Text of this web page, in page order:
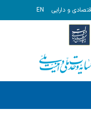
و دارایی EN